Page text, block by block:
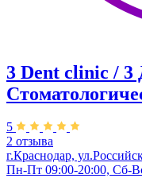
3 Dent clinic / 3
5
2 отзыва
г.Краснодар,
Пн-Пт 09:00-20:00, Сб-